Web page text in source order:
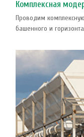
Комплексная
Проводим
башенного и